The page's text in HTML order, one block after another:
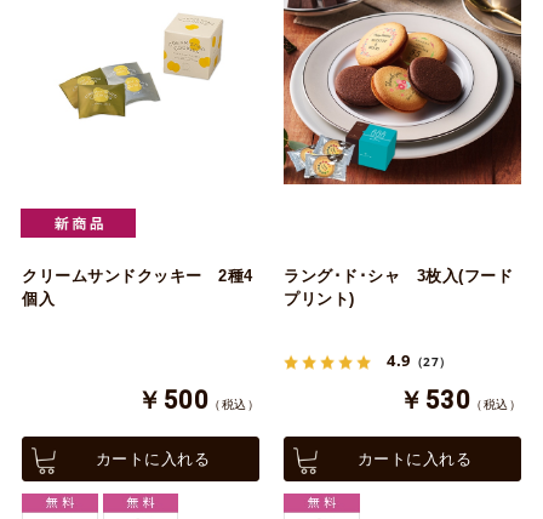
クリームサンドクッキー 2種4
個入
￥500 （税込）
カートに入れる
ラング･ド･シャ 3枚入(フード
プリント)
4.9 （27）
￥530 （税込）
カートに入れる